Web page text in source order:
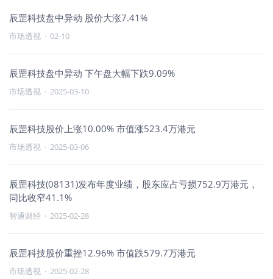
辰罡科技盘中异动 股价大涨7.41%
市场透视 · 02-10
辰罡科技盘中异动 下午盘大幅下跌9.09%
市场透视 · 2025-03-10
辰罡科技股价上涨10.00% 市值涨523.4万港元
市场透视 · 2025-03-06
辰罡科技(08131)发布年度业绩，股东应占亏损752.9万港元，
同比收窄41.1%
智通财经 · 2025-02-28
辰罡科技股价重挫12.96% 市值跌579.7万港元
市场透视 · 2025-02-28